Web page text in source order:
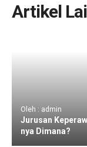
Artikel
Oleh : admin
Jurusan
nya Dimana?